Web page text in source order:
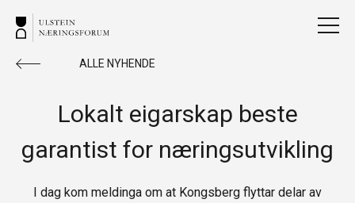
ALLE NYHENDE
Lokalt eigarskap beste
garantist for næringsutvikling
I dag kom meldinga om at Kongsberg flyttar delar av